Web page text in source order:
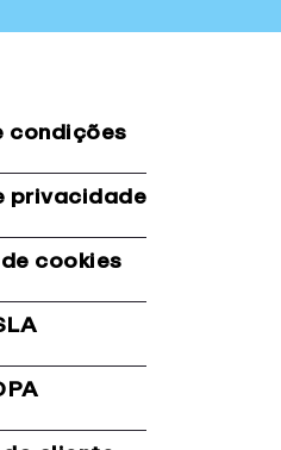
condições
privacidade
cookies